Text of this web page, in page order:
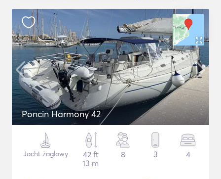
Poncin Harmony 42
Jacht żaglowy
42 ft
13 m
8 3 4